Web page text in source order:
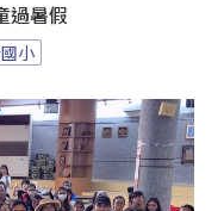
過暑假
小